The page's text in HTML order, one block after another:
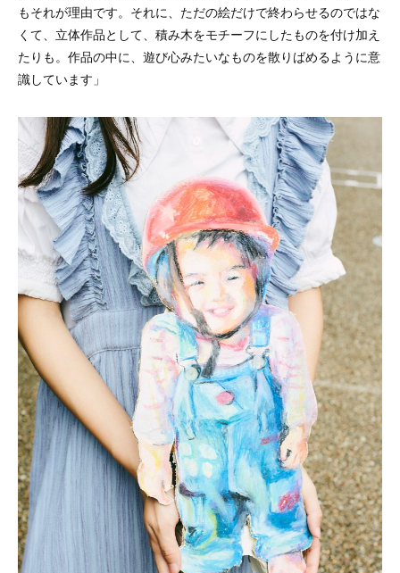
もそれが理由です。それに、ただの絵だけで終わらせるのではな
くて、立体作品として、積み木をモチーフにしたものを付け加え
たりも。作品の中に、遊び心みたいなものを散りばめるように意
識しています」